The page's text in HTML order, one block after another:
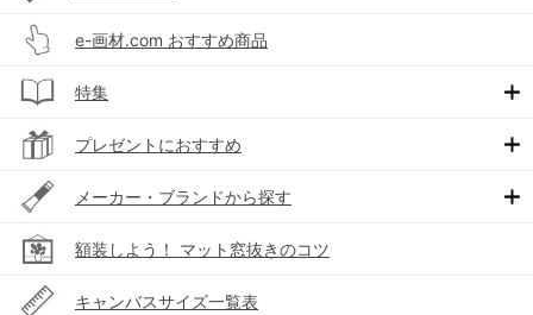
e-画材.com おすすめ商品
特集
プレゼントにおすすめ
メーカー・ブランドから探す
額装しよう！ マット窓抜きのコツ
キャンバスサイズ一覧表